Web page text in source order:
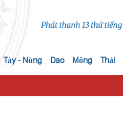
Tày - Nùng Dao Mông Thái